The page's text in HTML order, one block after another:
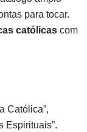
para tocar.
católicas com
Católica”,
Espirituais”.